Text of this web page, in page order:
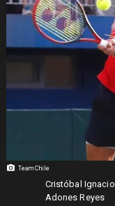
Team Chile
Cristóbal Ignacio
Adones Reyes